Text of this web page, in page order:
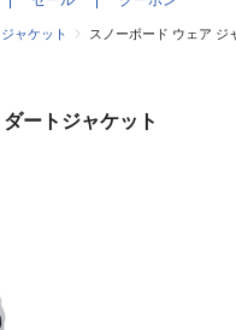
ジャケット スノーボード ウェア ジ
ートジャケット